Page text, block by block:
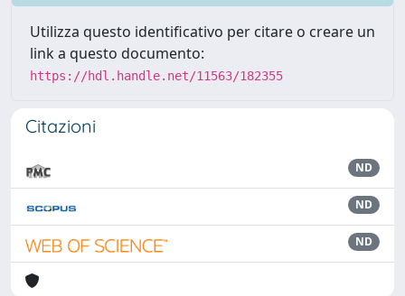
Utilizza questo identificativo per citare o creare un
link a questo documento:
https://hdl.handle.net/11563/182355
Citazioni
ND
ND
ND